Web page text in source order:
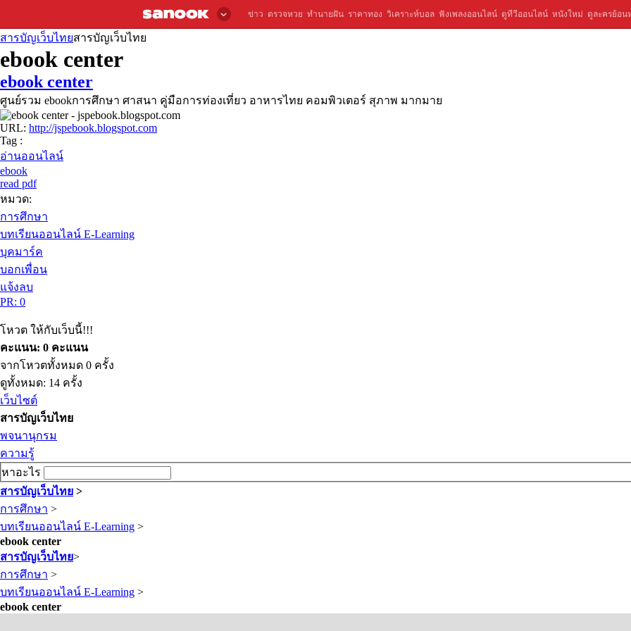
ข่าว ตรวจหวย ทำนายฝัน ราคาทอง วิเคราะห์บอล ฟังเพลงออนไลน์ ดูทีวีออนไลน์ หนังใหม่ ดูละครย้อน
สารบัญเว็บไทยสารบัญเว็บไทย
ebook center
ebook center
ศูนย์รวม ebookการศึกษา ศาสนา คู่มือการท่องเที่ยว อาหารไทย คอมพิวเตอร์ สุภาพ มากมาย
URL: http://jspebook.blogspot.com
Tag :
อ่านออนไลน์
ebook
read pdf
หมวด:
การศึกษา
บทเรียนออนไลน์ E-Learning
บุคมาร์ค
บอกเพื่อน
แจ้งลบ
PR: 0
โหวต ให้กับเว็บนี้!!!
คะแนน: 0 คะแนน
จากโหวตทั้งหมด 0 ครั้ง
ดูทั้งหมด: 14 ครั้ง
เว็บไซต์
สารบัญเว็บไทย
พจนานุกรม
ความรู้
หาอะไร
สารบัญเว็บไทย >
การศึกษา >
บทเรียนออนไลน์ E-Learning >
ebook center
สารบัญเว็บไทย>
การศึกษา >
บทเรียนออนไลน์ E-Learning >
ebook center